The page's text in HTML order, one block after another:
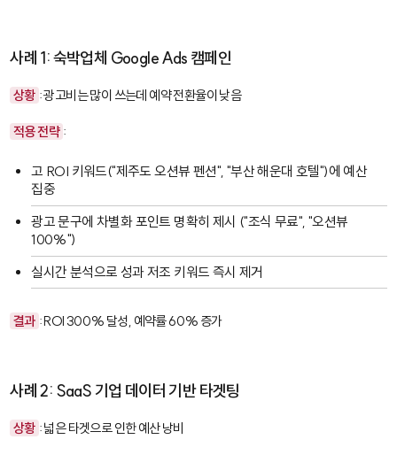
사례 1: 숙박업체 Google Ads 캠페인
상황 : 광고비는 많이 쓰는데 예약 전환율이 낮음
적용 전략 :
고 ROI 키워드("제주도 오션뷰 펜션", "부산 해운대 호텔")에 예산
집중
광고 문구에 차별화 포인트 명확히 제시 ("조식 무료", "오션뷰
100%")
실시간 분석으로 성과 저조 키워드 즉시 제거
결과 : ROI 300% 달성, 예약률 60% 증가
사례 2: SaaS 기업 데이터 기반 타겟팅
상황 : 넓은 타겟으로 인한 예산 낭비